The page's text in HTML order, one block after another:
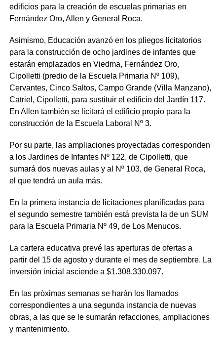
edificios para la creación de escuelas primarias en
Fernández Oro, Allen y General Roca.
Asimismo, Educación avanzó en los pliegos licitatorios
para la construcción de ocho jardines de infantes que
estarán emplazados en Viedma, Fernández Oro,
Cipolletti (predio de la Escuela Primaria Nº 109),
Cervantes, Cinco Saltos, Campo Grande (Villa Manzano),
Catriel, Cipolletti, para sustituir el edificio del Jardín 117.
En Allen también se licitará el edificio propio para la
construcción de la Escuela Laboral Nº 3.
Por su parte, las ampliaciones proyectadas corresponden
a los Jardines de Infantes Nº 122, de Cipolletti, que
sumará dos nuevas aulas y al Nº 103, de General Roca,
el que tendrá un aula más.
En la primera instancia de licitaciones planificadas para
el segundo semestre también está prevista la de un SUM
para la Escuela Primaria Nº 49, de Los Menucos.
La cartera educativa prevé las aperturas de ofertas a
partir del 15 de agosto y durante el mes de septiembre. La
inversión inicial asciende a $1.308.330.097.
En las próximas semanas se harán los llamados
correspondientes a una segunda instancia de nuevas
obras, a las que se le sumarán refacciones, ampliaciones
y mantenimiento.